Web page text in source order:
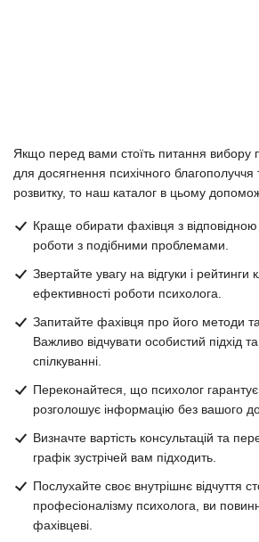
Якщо перед вами стоїть питання вибору
для досягнення психічного благополуччя
розвитку, то наш каталог в цьому
Краще обирати фахівця з відповідною
роботи з подібними проблемами.
Звертайте увагу на відгуки і рейтинги
ефективності роботи психолога.
Запитайте фахівця про його методи
Важливо відчувати особистий підхід
спілкуванні.
Переконайтеся, що психолог гарантує
розголошує інформацію без вашого
Визначте вартість консультацій та
графік зустрічей вам підходить.
Послухайте своє внутрішнє відчуття
професіоналізму психолога, ви
фахівцеві.